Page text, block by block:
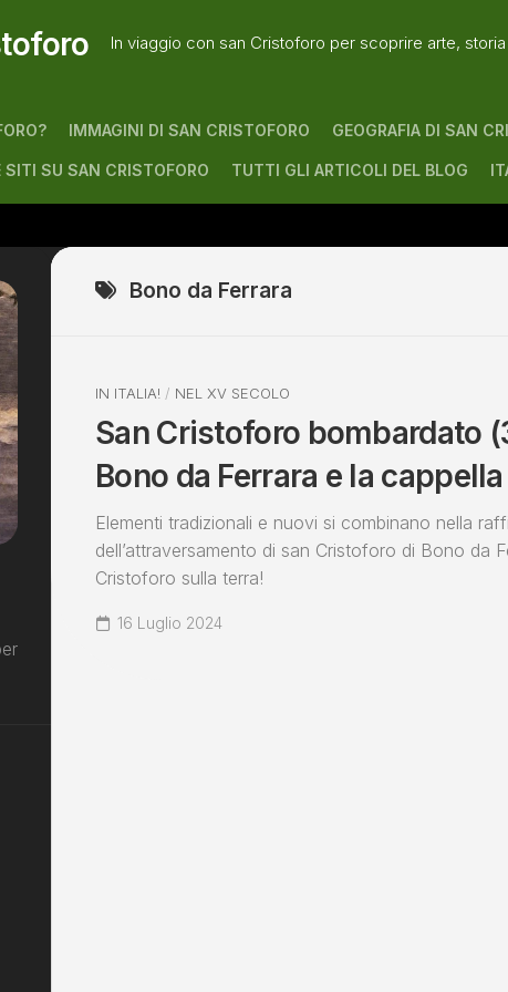
In viaggio con san Cristoforo per scoprire arte,
IMMAGINI DI SAN CRISTOFORO GEOGRAFIA DI SAN
SITI SU SAN CRISTOFORO TUTTI GLI ARTICOLI DEL BLOG
Bono da Ferrara
IN ITALIA! / NEL XV SECOLO
San Cristoforo bombardato
Bono da Ferrara e la
Elementi tradizionali e nuovi si combinano nella
dell’attraversamento di san Cristoforo di Bono da
Cristoforo sulla terra!
16 Luglio 2024